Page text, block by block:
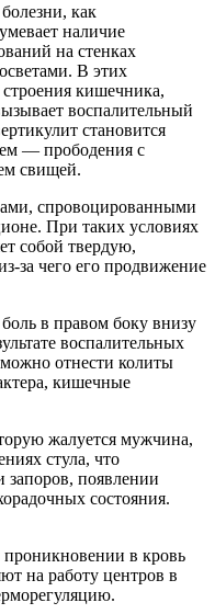
как
наличие
на стенках
В этих
строения кишечника,
воспалительный
становится
— прободения с
свищей.
спровоцированными
При таких условиях
собой твердую,
за чего его продвижение
в правом боку внизу
воспалительных
отнести колиты
кишечные
жалуется мужчина,
стула, что
запоров, появлении
состояния.
в кровь
на работу центров в